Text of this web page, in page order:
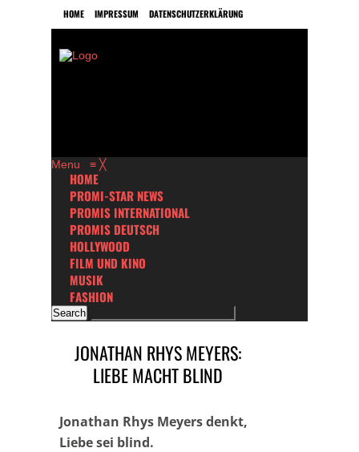
HOME IMPRESSUM DATENSCHUTZERKLÄRUNG
Menu ≡ ╳
HOME
PROMI-STAR NEWS
PROMIS INTERNATIONAL
PROMIS DEUTSCH
HOLLYWOOD
FILM UND KINO
MUSIK
FASHION
JONATHAN RHYS MEYERS:
LIEBE MACHT BLIND
Jonathan Rhys Meyers denkt,
Liebe sei blind.